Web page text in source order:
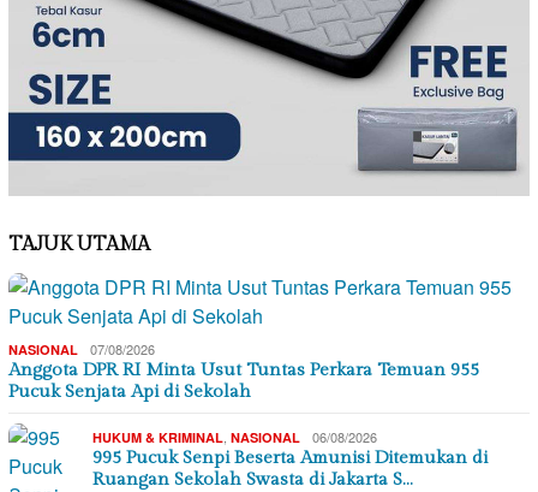
TAJUK UTAMA
NASIONAL 07/08/2026
Anggota DPR RI Minta Usut Tuntas Perkara Temuan 955
Pucuk Senjata Api di Sekolah
HUKUM & KRIMINAL NASIONAL 06/08/2026
995 Pucuk Senpi Beserta Amunisi Ditemukan di
Ruangan Sekolah Swasta di Jakarta S…